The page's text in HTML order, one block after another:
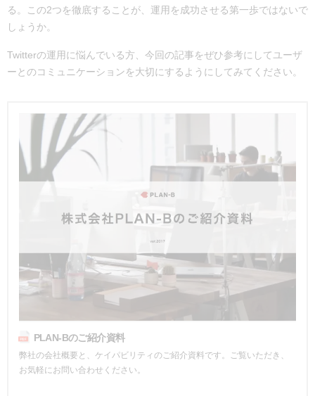
る。この2つを徹底することが、運用を成功させる第一歩ではないで
しょうか。
Twitterの運用に悩んでいる方、今回の記事をぜひ参考にしてユーザ
ーとのコミュニケーションを大切にするようにしてみてください。
PLAN-Bのご紹介資料
弊社の会社概要と、ケイパビリティのご紹介資料です。ご覧いただき、
お気軽にお問い合わせください。